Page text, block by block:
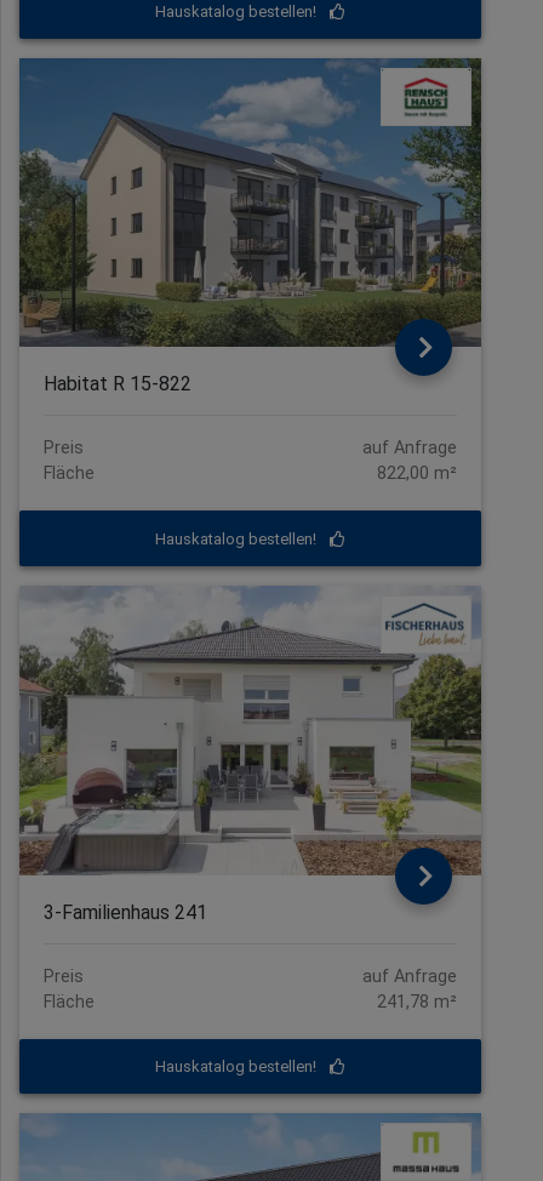
Hauskatalog bestellen!
Habitat R 15-822
Preis
auf Anfrage
Fläche
822,00 m²
Hauskatalog bestellen!
3-Familienhaus 241
Preis
auf Anfrage
Fläche
241,78 m²
Hauskatalog bestellen!